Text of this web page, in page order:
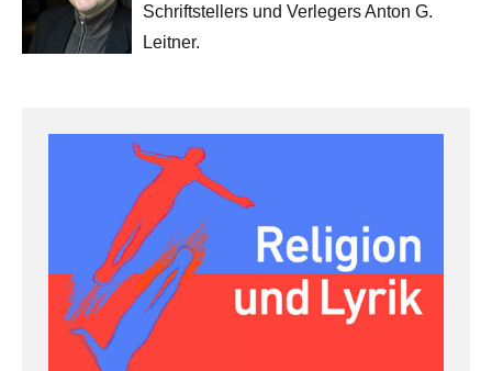
Schriftstellers und Verlegers Anton G.
Leitner.